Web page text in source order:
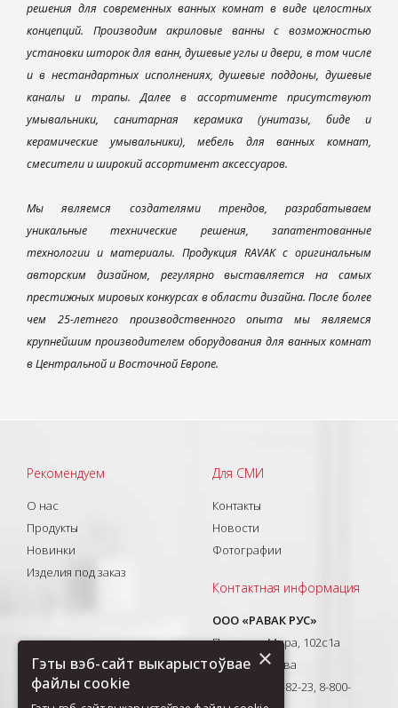
решения для современных ванных комнат в виде целостных
концепций. Производим акриловые ванны с возможностью
установки шторок для ванн, душевые углы и двери, в том числе
и в нестандартных исполнениях, душевые поддоны, душевые
каналы и трапы. Далее в ассортименте присутствуют
умывальники, санитарная керамика (унитазы, биде и
керамические умывальники), мебель для ванных комнат,
смесители и широкий ассортимент аксессуаров.
Мы являемся создателями трендов, разрабатываем
уникальные технические решения, запатентованные
технологии и материалы. Продукция RAVAK с оригинальным
авторским дизайном, регулярно выставляется на самых
престижных мировых конкурсах в области дизайна. После более
чем 25-летнего производственного опыта мы являемся
крупнейшим производителем оборудования для ванных комнат
в Центральной и Восточной Европе.
Рекомендуем
О нас
Продукты
Новинки
Изделия под заказ
Для СМИ
Контакты
Новости
Фотографии
Контактная информация
ООО «РАВАК РУС»
Проспект Мира, 102с1а
129626, Москва
T: +7(495) 710-82-23, 8-800-
×
Гэты вэб-сайт выкарыстоўвае
файлы cookie